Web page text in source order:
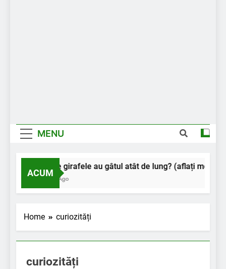
MENU
ACUM
De ce girafele au gâtul atât de lung? (aflați motivul)
2 Ani Ago
Home curiozități
curiozități